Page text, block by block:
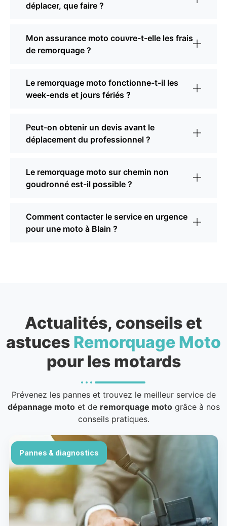
déplacer, que faire ?
Mon assurance moto couvre-t-elle les frais
de remorquage ?
Le remorquage moto fonctionne-t-il les
week-ends et jours fériés ?
Peut-on obtenir un devis avant le
déplacement du professionnel ?
Le remorquage moto sur chemin non
goudronné est-il possible ?
Comment contacter le service en urgence
pour une moto à Blain ?
Actualités, conseils et
astuces Remorquage Moto
pour les motards
Prévenez les pannes et trouvez le meilleur service de
dépannage motoet de remorquage motogrâce à nos
conseils pratiques.
Pannes & diagnostics